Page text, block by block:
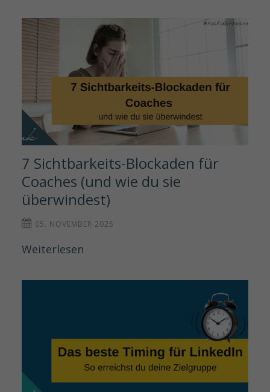
7 Sichtbarkeits-Blockaden für
Coaches (und wie du sie
überwindest)
05. NOVEMBER 2025
Weiterlesen